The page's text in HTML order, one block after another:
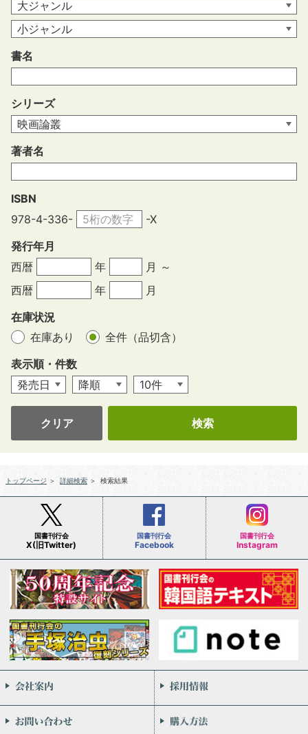
書名
シリーズ
著者名
ISBN
978-4-336-
-X
発行年月
西暦
年
月 ～
西暦
年
月
在庫状況
在庫あり
全件（品切含）
表示順・件数
クリア
トップページ ＞ 詳細検索 ＞ 検索結果
国書刊行会
X(旧Twitter)
国書刊行会
Facebook
国書刊行会
Instagram
会社案内
お問い合わせ